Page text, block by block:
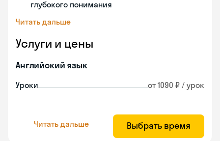
глубокого понимания
Читать дальше
Услуги и цены
Английский язык
Уроки от 1090 ₽ / урок
Читать дальше Выбрать время